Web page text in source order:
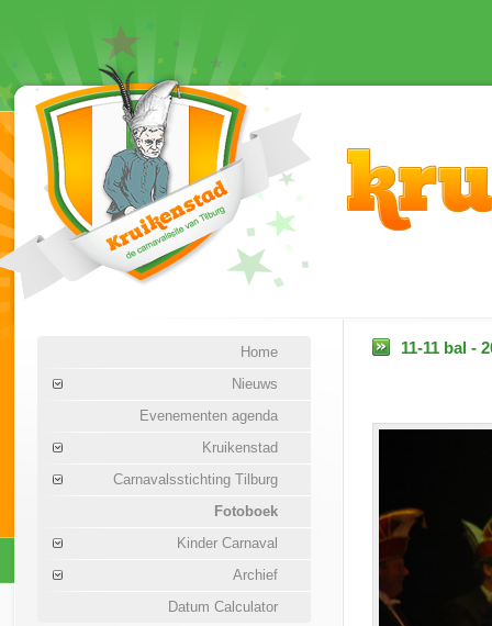
Home
Nieuws
Evenementen agenda
Kruikenstad
Carnavalsstichting Tilburg
Fotoboek
Kinder Carnaval
Archief
Datum Calculator
11-11 bal -